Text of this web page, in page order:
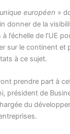
européen »
donner de la
l’échelle de l’UE
sur le continent et
à ce sujet.
prendre part à
président de
du